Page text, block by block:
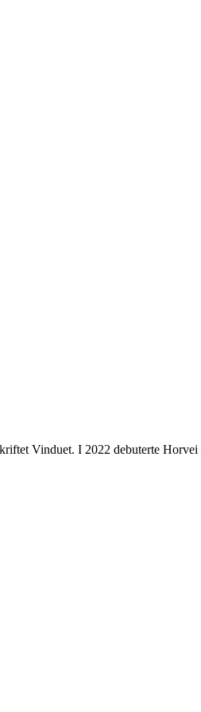
Vinduet. I 2022 debuterte